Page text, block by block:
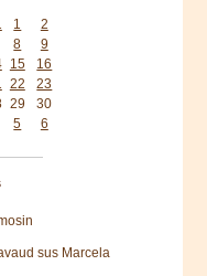
1
2
8
9
15
16
22
23
29
30
5 6
sus Marcela